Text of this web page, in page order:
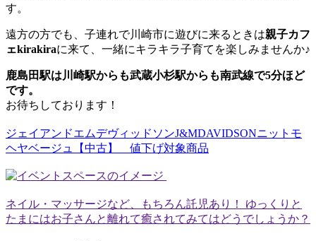
す。
遠方の方でも、子連れで川崎市に遊びに来るときは親子カフ
ェkirakiraに来て、一緒にキラキラ子育てを楽しみませんか♪
鹿島田駅は川崎駅からも武蔵小杉駅からも南武線で5分ほど
です。
お待ちしております！
ジェイアンドエムデヴィッドソンJ&MDAVIDSONニットモ
ヘヤベージュ【中古】 値下げ対象商品
ネイル・マッサージなど、もちろん託児あり！ ゆっくりと
たまにはお子さんと離れて癒されてみてはどうでしょうか？